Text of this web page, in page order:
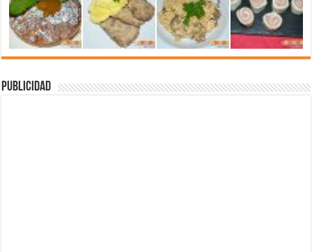
Publicidad